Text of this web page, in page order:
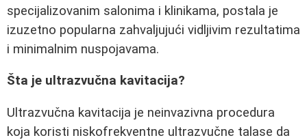
specijalizovanim salonima i klinikama, postala je
izuzetno popularna zahvaljujući vidljivim rezultatima
i minimalnim nuspojavama.
Šta je ultrazvučna kavitacija?
Ultrazvučna kavitacija je neinvazivna procedura
koja koristi niskofrekventne ultrazvučne talase da